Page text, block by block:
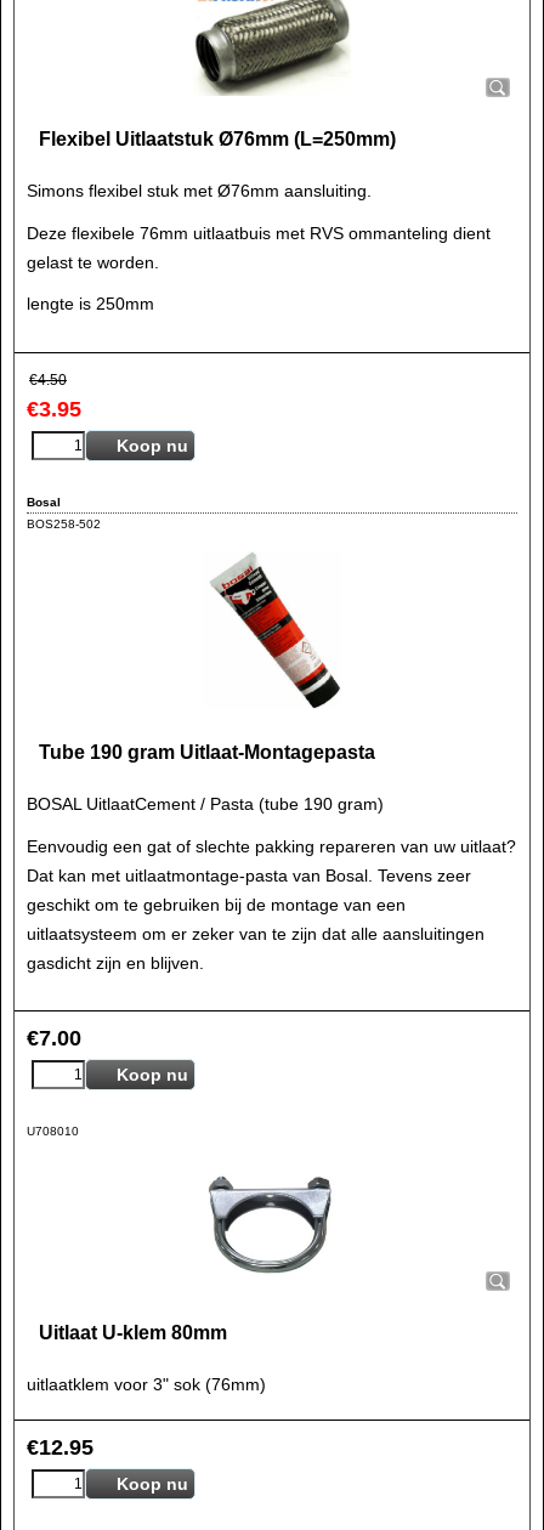
Flexibel Uitlaatstuk Ø76mm (L=250mm)
Simons flexibel stuk met Ø76mm aansluiting.
Deze flexibele 76mm uitlaatbuis met RVS ommanteling dient
gelast te worden.
lengte is 250mm
€4.50
€3.95
Koop nu
Bosal
BOS258-502
Tube 190 gram Uitlaat-Montagepasta
BOSAL UitlaatCement / Pasta (tube 190 gram)
Eenvoudig een gat of slechte pakking repareren van uw uitlaat?
Dat kan met uitlaatmontage-pasta van Bosal. Tevens zeer
geschikt om te gebruiken bij de montage van een
uitlaatsysteem om er zeker van te zijn dat alle aansluitingen
gasdicht zijn en blijven.
€7.00
Koop nu
U708010
Uitlaat U-klem 80mm
uitlaatklem voor 3" sok (76mm)
€12.95
Koop nu